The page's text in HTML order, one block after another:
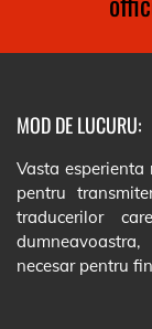
MOD DE LUCURU:
Vasta
pentru
traducerilor
necesar pentru